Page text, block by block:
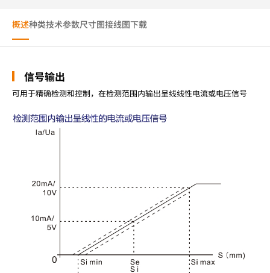
概述种类技术参数尺寸图接线图下载
信号输出
可用于精确检测和控制，在检测范围内输出呈线线性电流或电压信号